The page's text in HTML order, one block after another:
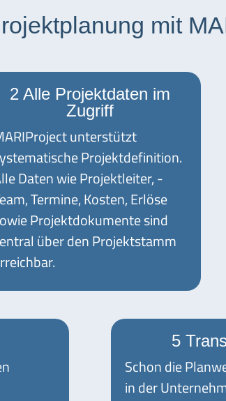
mit
2 Alle Projektdaten im
Zugriff
unterstützt
Projektdefinition.
Daten wie Projektleiter, -
Termine, Kosten, Erlöse
Projektdokumente sind
über den Projektstamm
5
Schon die
in der